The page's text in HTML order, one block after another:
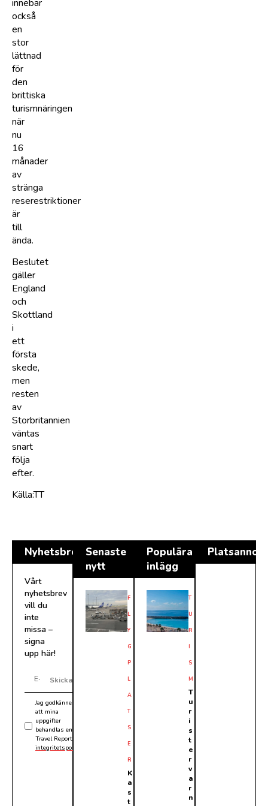
innebär
också
en
stor
lättnad
för
den
brittiska
turismnäringen
när
nu
16
månader
av
stränga
reserestriktioner
är
till
ända.
Beslutet
gäller
England
och
Skottland
i
ett
första
skede,
men
resten
av
Storbritannien
väntas
snart
följa
efter.
Källa:TT
Nyhetsbrev
Vårt
nyhetsbrev
vill du
inte
missa –
signa
upp här!
Jag godkänner
att mina
uppgifter
behandlas enligt
Travel Reports
integritetspolicy
Skicka
Senaste
nytt
F
L
Y
G
P
L
A
T
S
E
R
K
a
s
t
Populära
inlägg
T
U
R
I
S
M
T
u
r
i
s
t
e
r
v
a
r
n